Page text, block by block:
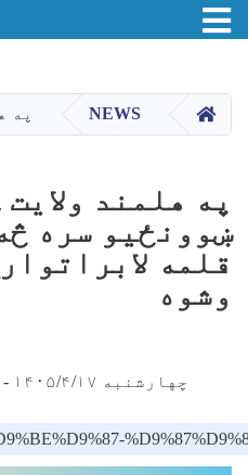
HOME
NEWS په هلمند
قلمه
وشوه
چهارشنبه ۱۴۰۵/۴/۱۷ - ۱۵:۹